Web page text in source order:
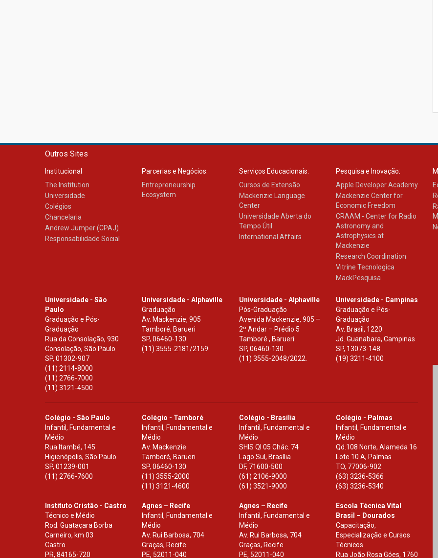
Outros Sites
Institucional
The Institution
Universidade
Colégios
Chancelaria
Andrew Jumper (CPAJ)
Responsabilidade Social
Parcerias e Negócios:
Entrepreneurship
Ecosystem
Serviços Educacionais:
Cursos de Extensão
Mackenzie Language
Center
Universidade Aberta do
Tempo Útil
International Affairs
Pesquisa e Inovação:
Apple Developer Academy
Mackenzie Center for
Economic Freedom
CRAAM - Center for Radio
Astronomy and
Astrophysics at
Mackenzie
Research Coordination
Vitrine Tecnologica
MackPesquisa
Universidade - São
Paulo
Graduação e Pós-
Graduação
Rua da Consolação, 930
Consolação, São Paulo
SP, 01302-907
(11) 2114-8000
(11) 2766-7000
(11) 3121-4500
Universidade - Alphaville
Graduação
Av. Mackenzie, 905
Tamboré, Barueri
SP,06460-130
(11) 3555-2181/2159
Universidade - Alphaville
Pós-Graduação
Avenida Mackenzie, 905 –
2º Andar – Prédio 5
Tamboré , Barueri
SP, 06460-130
(11) 3555-2048/2022.
Universidade - Campinas
Graduação e Pós-
Graduação
Av. Brasil, 1220
Jd. Guanabara, Campinas
SP, 13073-148
(19) 3211-4100
Colégio - São Paulo
Infantil, Fundamental e
Médio
Rua Itambé, 145
Higienópolis, São Paulo
SP, 01239-001
(11) 2766-7600
Colégio - Tamboré
Infantil, Fundamental e
Médio
Av. Mackenzie
Tamboré, Barueri
SP,06460-130
(11) 3555-2000
(11) 3121-4600
Colégio - Brasília
Infantil, Fundamental e
Médio
SHIS Ql 05 Chác. 74
Lago Sul, Brasília
DF, 71600-500
(61) 2106-9000
(61) 3521-9000
Colégio - Palmas
Infantil, Fundamental e
Médio
Qd.108 Norte, Alameda 16
Lote 10 A, Palmas
TO, 77006-902
(63) 3236-5366
(63) 3236-5340
Instituto Cristão - Castro
Técnico e Médio
Rod. Guataçara Borba
Carneiro, km 03
Castro
PR, 84165-720
Agnes – Recife
Infantil, Fundamental e
Médio
Av. Rui Barbosa, 704
Graças, Recife
PE, 52011-040
Agnes – Recife
Infantil, Fundamental e
Médio
Av. Rui Barbosa, 704
Graças, Recife
PE, 52011-040
Escola Técnica Vital
Brasil – Dourados
Capacitação,
Especialização e Cursos
Técnicos
Rua João Rosa Góes, 1760